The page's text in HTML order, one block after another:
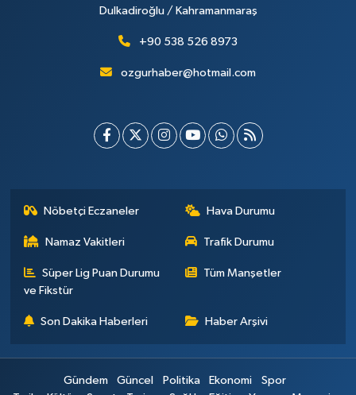
Dulkadiroğlu / Kahramanmaraş
+90 538 526 8973
ozgurhaber@hotmail.com
Nöbetçi Eczaneler Hava Durumu
Namaz Vakitleri Trafik Durumu
Süper Lig Puan Durumu
ve Fikstür
Tüm Manşetler
Son Dakika Haberleri Haber Arşivi
Gündem Güncel Politika Ekonomi
Spor